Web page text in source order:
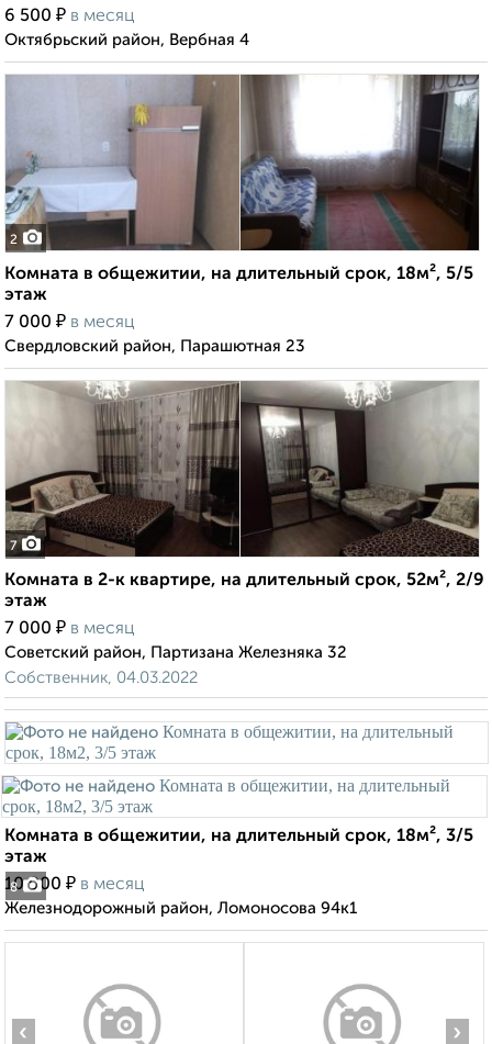
6 500 ₽ в месяц
Октябрьский район, Вербная 4
2
Комната в общежитии, на длительный срок, 18м², 5/5
этаж
7 000 ₽ в месяц
Свердловский район, Парашютная 23
7
Комната в 2-к квартире, на длительный срок, 52м², 2/9
этаж
7 000 ₽ в месяц
Советский район, Партизана Железняка 32
Собственник, 04.03.2022
8
Комната в общежитии, на длительный срок, 18м², 3/5
этаж
10 000 ₽ в месяц
Железнодорожный район, Ломоносова 94к1
‹ ›